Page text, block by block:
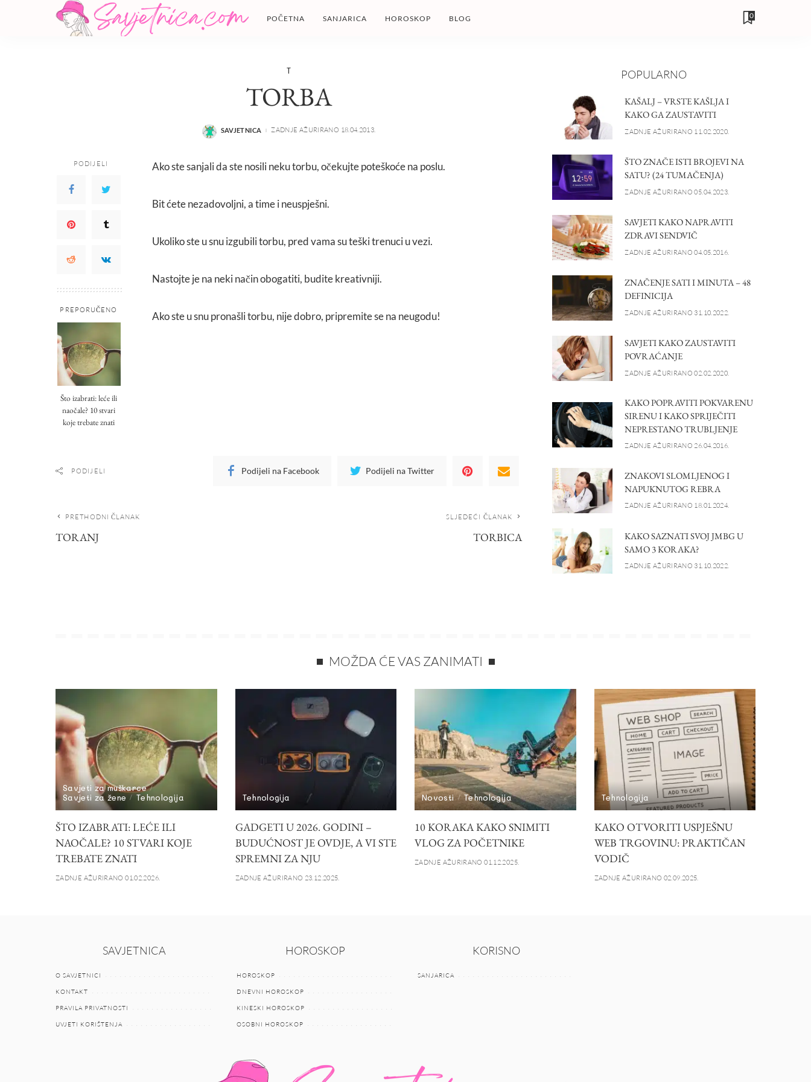
POČETNA SANJARICA HOROSKOP BLOG 0
T
TORBA
POSTED
SAVJETNICA ZADNJE AŽURIRANO 18.04.2013.
PODIJELI
PREPORUČENO
Što izabrati: leće ili
naočale? 10 stvari
koje trebate znati
Ako ste sanjali da ste nosili neku torbu, očekujte poteškoće na poslu.
Bit ćete nezadovoljni, a time i neuspješni.
Ukoliko ste u snu izgubili torbu, pred vama su teški trenuci u vezi.
Nastojte je na neki način obogatiti, budite kreativniji.
Ako ste u snu pronašli torbu, nije dobro, pripremite se na neugodu!
PODIJELI Podijeli na Facebook Podijeli na Twitter
PRETHODNI ČLANAK
TORANJ
SLJEDEĆI ČLANAK
TORBICA
POPULARNO
KAŠALJ – VRSTE KAŠLJA I
KAKO GA ZAUSTAVITI
ZADNJE AŽURIRANO 11.02.2020.
ŠTO ZNAČE ISTI BROJEVI NA
SATU? (24 TUMAČENJA)
ZADNJE AŽURIRANO 05.04.2023.
SAVJETI KAKO NAPRAVITI
ZDRAVI SENDVIČ
ZADNJE AŽURIRANO 04.05.2016.
ZNAČENJE SATI I MINUTA – 48
DEFINICIJA
ZADNJE AŽURIRANO 31.10.2022.
SAVJETI KAKO ZAUSTAVITI
POVRAĆANJE
ZADNJE AŽURIRANO 02.02.2020.
KAKO POPRAVITI POKVARENU
SIRENU I KAKO SPRIJEČITI
NEPRESTANO TRUBLJENJE
ZADNJE AŽURIRANO 26.04.2016.
ZNAKOVI SLOMLJENOG I
NAPUKNUTOG REBRA
ZADNJE AŽURIRANO 18.01.2024.
KAKO SAZNATI SVOJ JMBG U
SAMO 3 KORAKA?
ZADNJE AŽURIRANO 31.10.2022.
MOŽDA ĆE VAS ZANIMATI
Savjeti za muškarce
Savjeti za žene
Tehnologija
ŠTO IZABRATI: LEĆE ILI
NAOČALE? 10 STVARI KOJE
TREBATE ZNATI
ZADNJE AŽURIRANO 01.02.2026.
Tehnologija
GADGETI U 2026. GODINI –
BUDUĆNOST JE OVDJE, A VI STE
SPREMNI ZA NJU
ZADNJE AŽURIRANO 23.12.2025.
Novosti Tehnologija
10 KORAKA KAKO SNIMITI
VLOG ZA POČETNIKE
ZADNJE AŽURIRANO 01.12.2025.
Tehnologija
KAKO OTVORITI USPJEŠNU
WEB TRGOVINU: PRAKTIČAN
VODIČ
ZADNJE AŽURIRANO 02.09.2025.
SAVJETNICA
O SAVJETNICI
KONTAKT
PRAVILA PRIVATNOSTI
UVJETI KORIŠTENJA
HOROSKOP
HOROSKOP
DNEVNI HOROSKOP
KINESKI HOROSKOP
OSOBNI HOROSKOP
KORISNO
SANJARICA